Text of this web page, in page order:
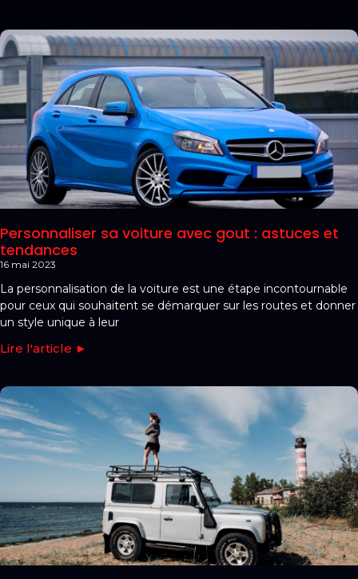
Personnaliser sa voiture avec gout : astuces et
tendances
16 mai 2023
La personnalisation de la voiture est une étape incontournable
pour ceux qui souhaitent se démarquer sur les routes et donner
un style unique à leur
Lire l'article ►